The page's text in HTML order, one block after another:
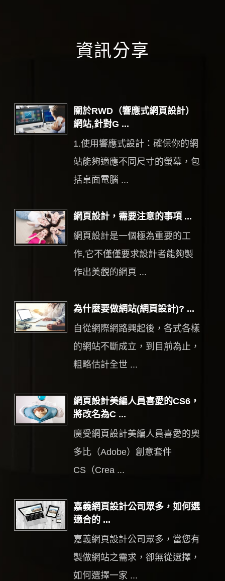
資訊分享
關於RWD（響應式網頁設計）
網站,針對G ...
1.使用響應式設計：確保你的網
站能夠適應不同尺寸的螢幕，包
括桌面電腦 ...
網頁設計，需要注意的事項 ...
網頁設計是一個極為重要的工
作,它不僅僅要求設計者能夠製
作出美觀的網頁 ...
為什麼要做網站(網頁設計)? ...
自從網際網路興起後，各式各樣
的網站不斷成立，到目前為止，
粗略估計全世 ...
網頁設計美編人員喜愛的CS6，
將改名為C ...
廣受網頁設計美編人員喜愛的奧
多比（Adobe）創意套件
CS（Crea ...
嘉義網頁設計公司眾多，如何選
適合的 ...
嘉義網頁設計公司眾多，當您有
製做網站之需求，卻無從選擇，
如何選擇一家 ...